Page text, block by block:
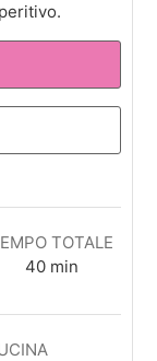
TOTALE
40minuti
min